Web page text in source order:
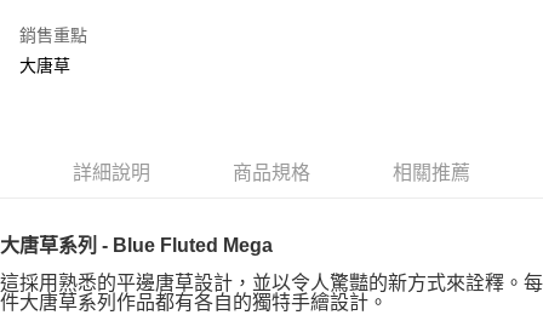
銷售重點
大唐草
詳細說明 商品規格 相關推薦
大唐草系列 - Blue Fluted Mega
這採用熟悉的平邊唐草設計，並以令人驚豔的新方式來詮釋。每
件大唐草系列作品都有各自的獨特手繪設計。